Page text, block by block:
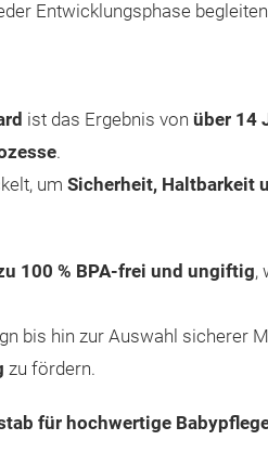
Entwicklungsphase
ist das Ergebnis von über 14
.
um Sicherheit, Haltbarkeit
100 % BPA-frei und ungiftig,
bis hin zur Auswahl sicherer
zu fördern.
für hochwertige